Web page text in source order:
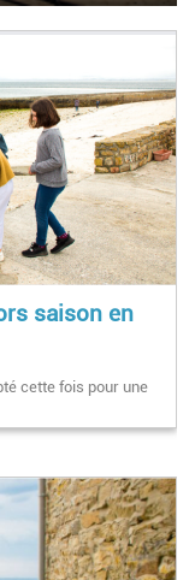
saison en
cette fois pour une